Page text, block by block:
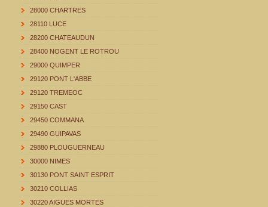
28000 CHARTRES
28110 LUCE
28200 CHATEAUDUN
28400 NOGENT LE ROTROU
29000 QUIMPER
29120 PONT L'ABBE
29120 TREMEOC
29150 CAST
29450 COMMANA
29490 GUIPAVAS
29880 PLOUGUERNEAU
30000 NIMES
30130 PONT SAINT ESPRIT
30210 COLLIAS
30220 AIGUES MORTES